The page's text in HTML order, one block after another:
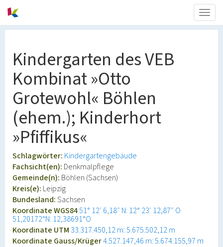
Kindergarten des VEB
Kombinat »Otto
Grotewohl« Böhlen
(ehem.); Kinderhort
»Pfiffikus«
Schlagwörter: Kindergartengebäude
Fachsicht(en): Denkmalpflege
Gemeinde(n): Böhlen (Sachsen)
Kreis(e): Leipzig
Bundesland:Sachsen
Koordinate WGS8451° 12′ 6,18″ N: 12° 23′ 12,87″ O
51,20172°N: 12,38691°O
Koordinate UTM 33.317.450,12 m: 5.675.502,12 m
Koordinate Gauss/Krüger4.527.147,46 m: 5.674.155,97 m